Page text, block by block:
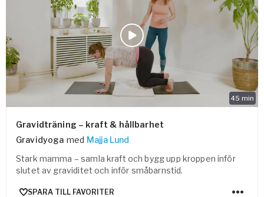
45 min
Gravidträning – kraft & hållbarhet
Gravidyoga med Majja Lund
Stark mamma – samla kraft och bygg upp kroppen inför
slutet av graviditet och inför småbarnstid.
SPARA TILL FAVORITER